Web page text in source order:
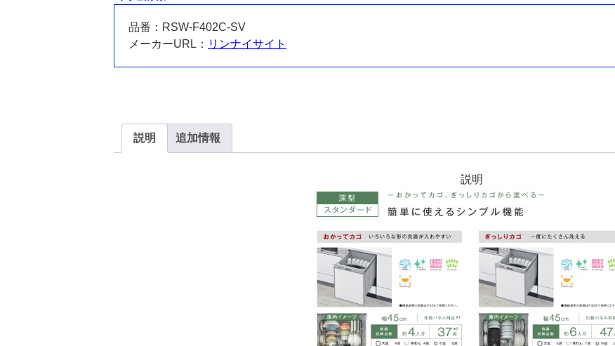
立
イ
個
品番：RSW-F402C-SV
メーカーURL： リンナイサイト
説明 追加情報
説明